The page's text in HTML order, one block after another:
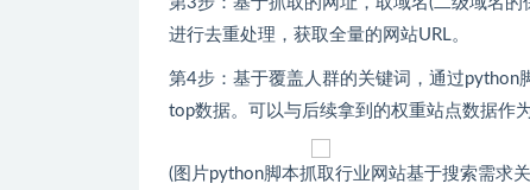
进行去重处理，获取全量的网站URL。
第4步：基于覆盖人群的关键词，通过python
top数据。可以与后续拿到的权重站点数据作
(图片python脚本抓取行业网站基于搜索需求